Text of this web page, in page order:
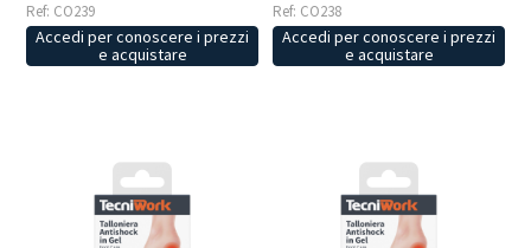
Ref: CO239
Accedi per conoscere i prezzi
e acquistare
Ref: CO238
Accedi per conoscere i prezzi
e acquistare